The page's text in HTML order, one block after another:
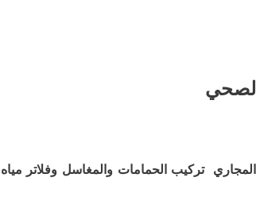
تركيب الحمامات والمغاسل وفلاتر